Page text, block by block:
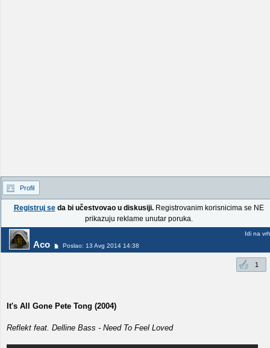
Profil
Registruj seda bi učestvovao u diskusiji.Registrovanim korisnicima se NE
prikazuju reklame unutar poruka.
Aco Poslao: 13 Avg 2014 14:38
Idi na vrh
1
It's All Gone Pete Tong (2004)
Reflekt feat. Delline Bass - Need To Feel Loved